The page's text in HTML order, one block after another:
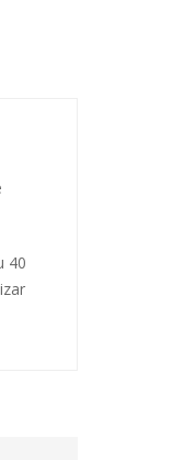
40